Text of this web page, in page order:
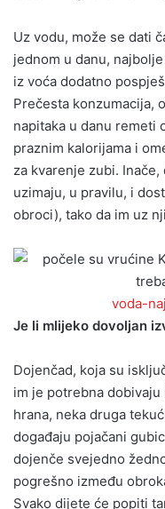
Uz vodu, može se dati
jednom u danu,
iz voća dodatno
Prečesta konzumacija,
napitaka u danu remeti
praznim kalorijama i
za kvarenje zubi.
uzimaju, u pravilu, i
obroci), tako da im uz
voda-
Je li mlijeko dovoljan
Dojenčad, koja su
im je potrebna
hrana, neka druga
događaju pojačani
dojenče svejedno
pogrešno između
Svako dijete će popiti